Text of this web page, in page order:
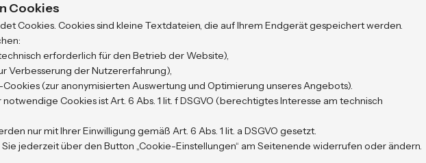
Cookies
Cookies. Cookies sind kleine Textdateien, die auf Ihrem Endgerät gespeichert werden.
erforderlich für den Betrieb der Website),
Verbesserung der Nutzererfahrung),
(zur anonymisierten Auswertung und Optimierung unseres Angebots).
Cookies ist Art. 6 Abs. 1 lit. f DSGVO (berechtigtes Interesse am technisch
nur mit Ihrer Einwilligung gemäß Art. 6 Abs. 1 lit. a DSGVO gesetzt.
jederzeit über den Button „Cookie-Einstellungen“ am Seitenende widerrufen oder ändern.